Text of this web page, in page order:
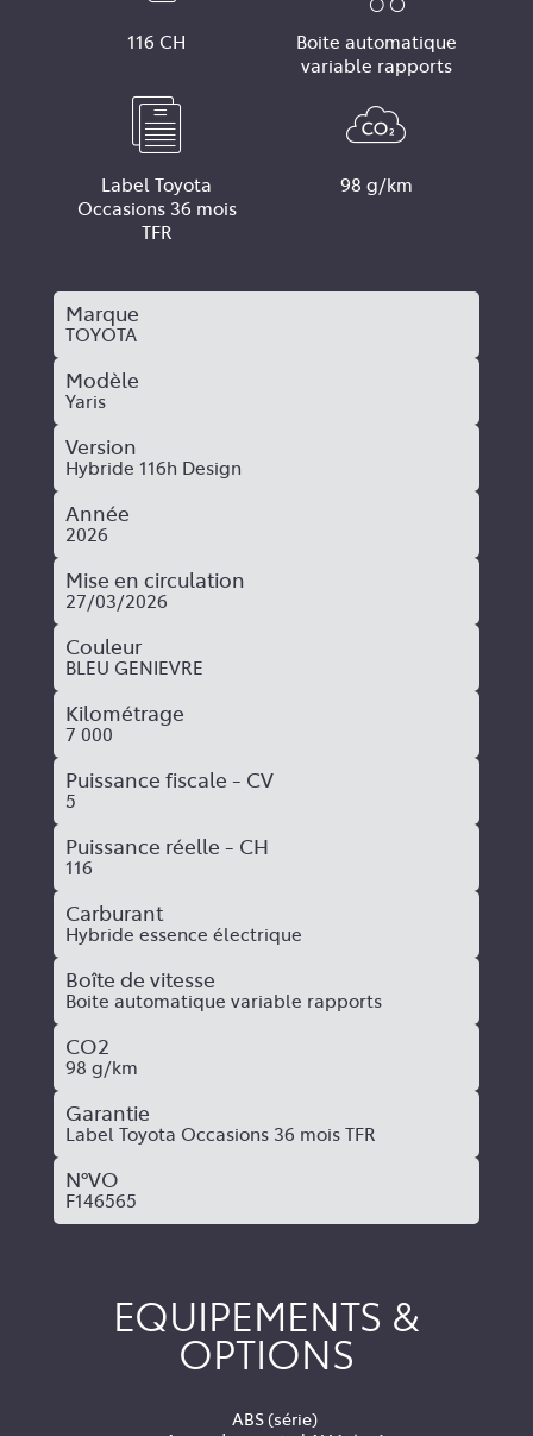
116 CH
Boite automatique
variable rapports
Label Toyota
Occasions 36 mois
TFR
98 g/km
Marque
TOYOTA
Modèle
Yaris
Version
Hybride 116h Design
Année
2026
Mise en circulation
27/03/2026
Couleur
BLEU GENIEVRE
Kilométrage
7 000
Puissance fiscale - CV
5
Puissance réelle - CH
116
Carburant
Hybride essence électrique
Boîte de vitesse
Boite automatique variable rapports
CO2
98 g/km
Garantie
Label Toyota Occasions 36 mois TFR
N°VO
F146565
EQUIPEMENTS &
OPTIONS
ABS (série)